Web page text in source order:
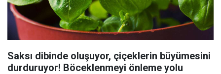
Saksı dibinde oluşuyor, çiçeklerin büyümesini
durduruyor! Böceklenmeyi önleme yolu